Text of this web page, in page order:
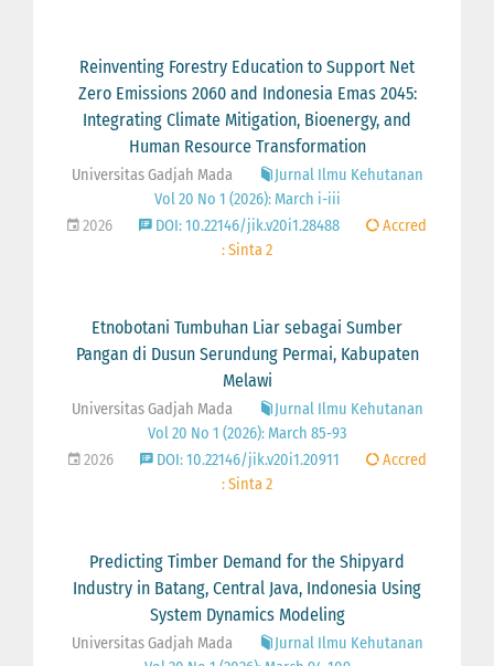
Reinventing Forestry Education to Support Net
Zero Emissions 2060 and Indonesia Emas 2045:
Integrating Climate Mitigation, Bioenergy, and
Human Resource Transformation
Universitas Gadjah Mada
Jurnal Ilmu Kehutanan
Vol 20 No 1 (2026): March i-iii
2026
DOI: 10.22146/jik.v20i1.28488
Accred
: Sinta 2
Etnobotani Tumbuhan Liar sebagai Sumber
Pangan di Dusun Serundung Permai, Kabupaten
Melawi
Universitas Gadjah Mada
Jurnal Ilmu Kehutanan
Vol 20 No 1 (2026): March 85-93
2026
DOI: 10.22146/jik.v20i1.20911
Accred
: Sinta 2
Predicting Timber Demand for the Shipyard
Industry in Batang, Central Java, Indonesia Using
System Dynamics Modeling
Universitas Gadjah Mada
Jurnal Ilmu Kehutanan